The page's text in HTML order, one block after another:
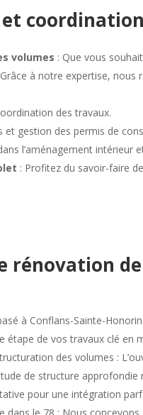
et
volumes : Que vous
à notre expertise,
des travaux.
et gestion des permis de
l’aménagement intérieur
: Profitez du savoir-faire
rénovation
à Conflans-Sainte-
étape de vostravaux clé en
des volumes :
de structure
pour une intégration
dans le 78 : Nous concevons